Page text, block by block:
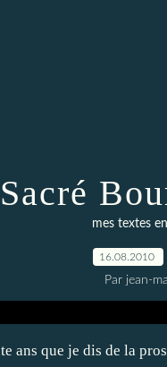
Sacré
mes textes
16.08.2010
Par jean-
ans que je dis de la